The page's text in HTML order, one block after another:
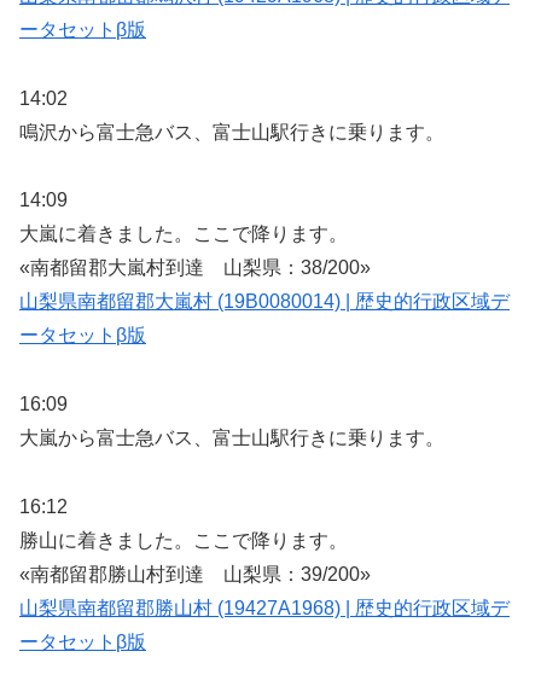
ータセットβ版
14:02
鳴沢から富士急バス、富士山駅行きに乗ります。
14:09
大嵐に着きました。ここで降ります。
«南都留郡大嵐村到達 山梨県：38/200»
山梨県南都留郡大嵐村 (19B0080014) | 歴史的行政区域デ
ータセットβ版
16:09
大嵐から富士急バス、富士山駅行きに乗ります。
16:12
勝山に着きました。ここで降ります。
«南都留郡勝山村到達 山梨県：39/200»
山梨県南都留郡勝山村 (19427A1968) | 歴史的行政区域デ
ータセットβ版